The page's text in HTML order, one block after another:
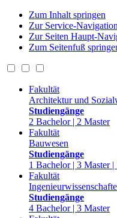
Zum Inhalt springen
Zur Service-
Zur Seiten Haupt-
Zum Seitenfuß
Fakultät
Architektur und
Studiengänge
2 Bachelor | 2 Master
Fakultät
Bauwesen
Studiengänge
1 Bachelor | 3 Master
Fakultät
Studiengänge
4 Bachelor | 3 Master